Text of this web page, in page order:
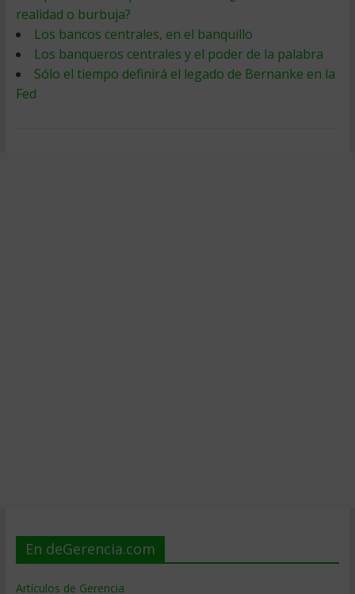
realidad o burbuja?
Los bancos centrales, en el banquillo
Los banqueros centrales y el poder de la palabra
Sólo el tiempo definirá el legado de Bernanke en la
Fed
En deGerencia.com
Artículos de Gerencia